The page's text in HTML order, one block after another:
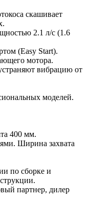
скашивает
2.1 л/с (1.6
(Easy Start).
мотора.
вибрацию от
моделей.
400 мм.
Ширина захвата
по сборке и
партнер, дилер